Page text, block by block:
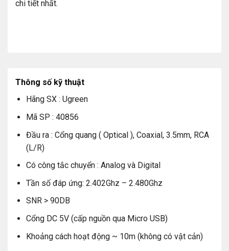
chi tiết nhất.
Thông số kỹ thuật
Hãng SX : Ugreen
Mã SP : 40856
Đầu ra : Cổng quang ( Optical ), Coaxial, 3.5mm, RCA
(L/R)
Có công tắc chuyển : Analog và Digital
Tần số đáp ứng: 2.402Ghz – 2.480Ghz
SNR > 90DB
Cổng DC 5V (cấp nguồn qua Micro USB)
Khoảng cách hoạt động ~ 10m (không có vật cản)